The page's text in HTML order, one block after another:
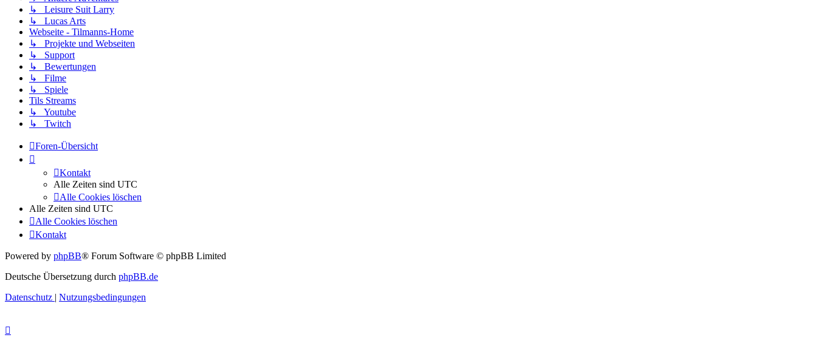
↳ Leisure Suit Larry
↳ Lucas Arts
Webseite - Tilmanns-Home
↳ Projekte und Webseiten
↳ Support
↳ Bewertungen
↳ Filme
↳ Spiele
Tils Streams
↳ Youtube
↳ Twitch
Foren-Übersicht
Kontakt
Alle Zeiten sind UTC
Alle Cookies löschen
Alle Zeiten sind UTC
Alle Cookies löschen
Kontakt
Powered by phpBB® Forum Software © phpBB Limited
Deutsche Übersetzung durch phpBB.de
Datenschutz
Nutzungsbedingungen